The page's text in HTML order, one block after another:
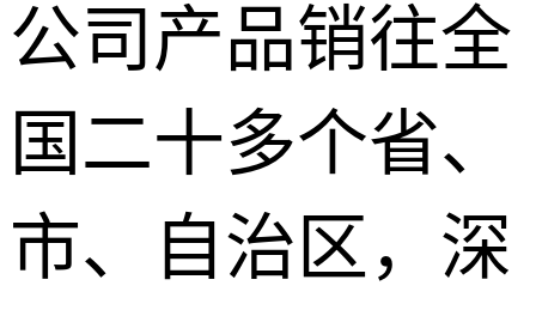
公司产品销往全
国二十多个省、
市、自治区，深